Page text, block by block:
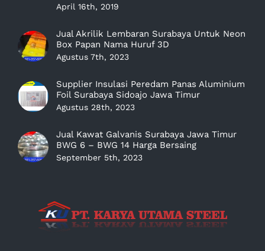
April 16th, 2019
Jual Akrilik Lembaran Surabaya Untuk Neon
Box Papan Nama Huruf 3D
Agustus 7th, 2023
Supplier Insulasi Peredam Panas Aluminium
Foil Surabaya Sidoajo Jawa Timur
Agustus 28th, 2023
Jual Kawat Galvanis Surabaya Jawa Timur
BWG 6 – BWG 14 Harga Bersaing
September 5th, 2023